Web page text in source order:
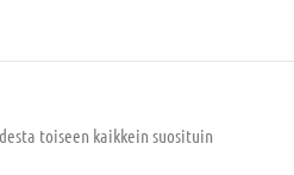
toiseen kaikkein suosituin